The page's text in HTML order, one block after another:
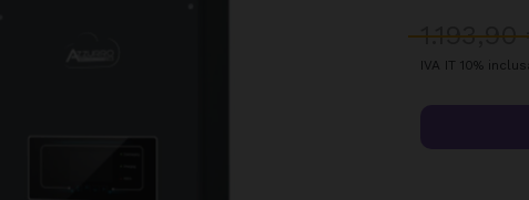
1.193,90
IVA IT 10%